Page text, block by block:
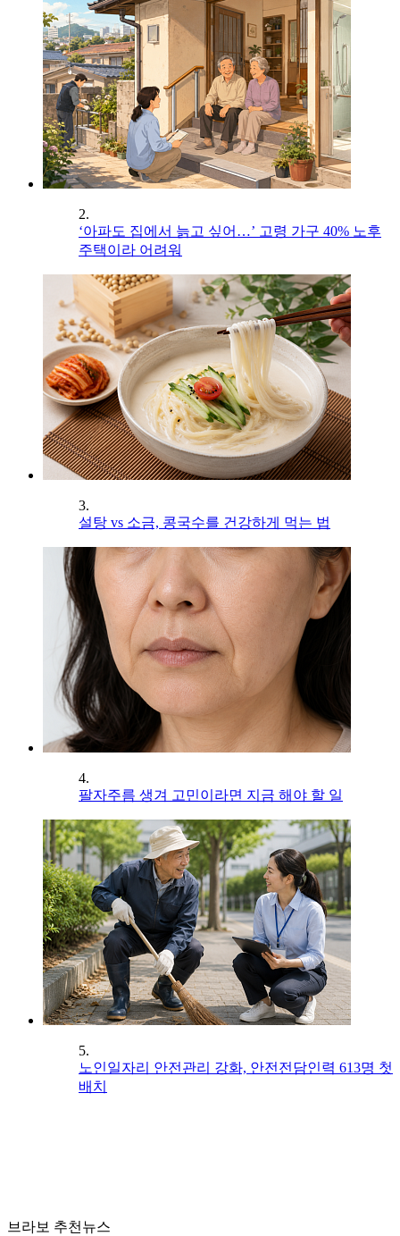
2.
‘아파도 집에서 늙고 싶어…’ 고령 가구 40% 노후
주택이라 어려워
3.
설탕 vs 소금, 콩국수를 건강하게 먹는 법
4.
팔자주름 생겨 고민이라면 지금 해야 할 일
5.
노인일자리 안전관리 강화, 안전전담인력 613명 첫
배치
브라보 추천뉴스